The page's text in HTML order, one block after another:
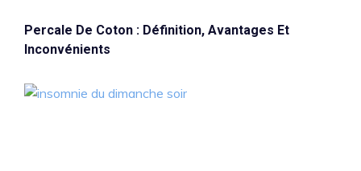
Percale De Coton : Définition, Avantages Et
Inconvénients